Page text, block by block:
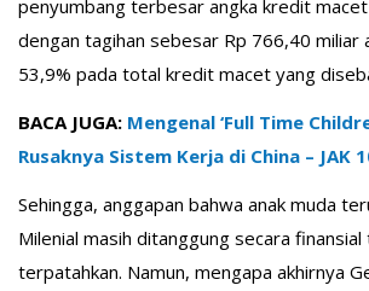
penyumbang terbesar angka kredit
dengan tagihan sebesar Rp 766,40 miliar
53,9% pada total kredit macet yang
BACA JUGA: Mengenal ‘Full Time
Rusaknya Sistem Kerja di China – JAK
Sehingga, anggapan bahwa anak muda
Milenial masih ditanggung secara
terpatahkan. Namun, mengapa akhirnya